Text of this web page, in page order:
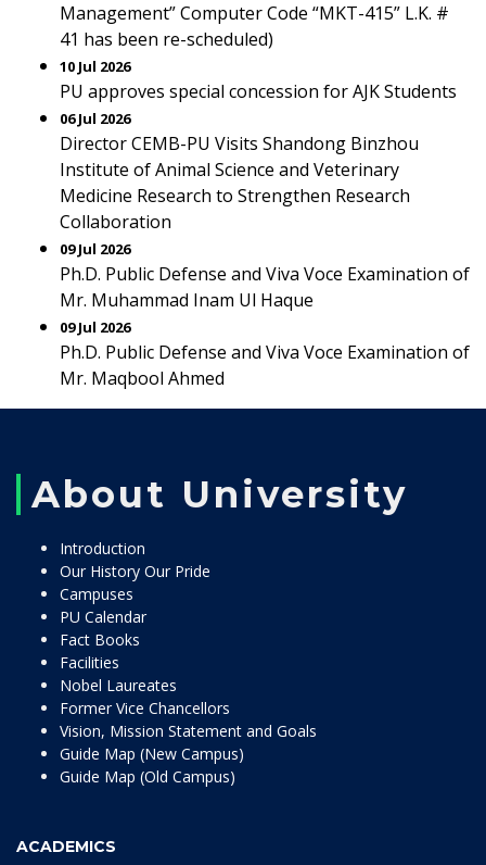
Management” Computer Code “MKT-415” L.K. #
41 has been re-scheduled)
10 Jul 2026
PU approves special concession for AJK Students
06 Jul 2026
Director CEMB-PU Visits Shandong Binzhou
Institute of Animal Science and Veterinary
Medicine Research to Strengthen Research
Collaboration
09 Jul 2026
Ph.D. Public Defense and Viva Voce Examination of
Mr. Muhammad Inam Ul Haque
09 Jul 2026
Ph.D. Public Defense and Viva Voce Examination of
Mr. Maqbool Ahmed
About University
Introduction
Our History Our Pride
Campuses
PU Calendar
Fact Books
Facilities
Nobel Laureates
Former Vice Chancellors
Vision, Mission Statement and Goals
Guide Map (New Campus)
Guide Map (Old Campus)
ACADEMICS